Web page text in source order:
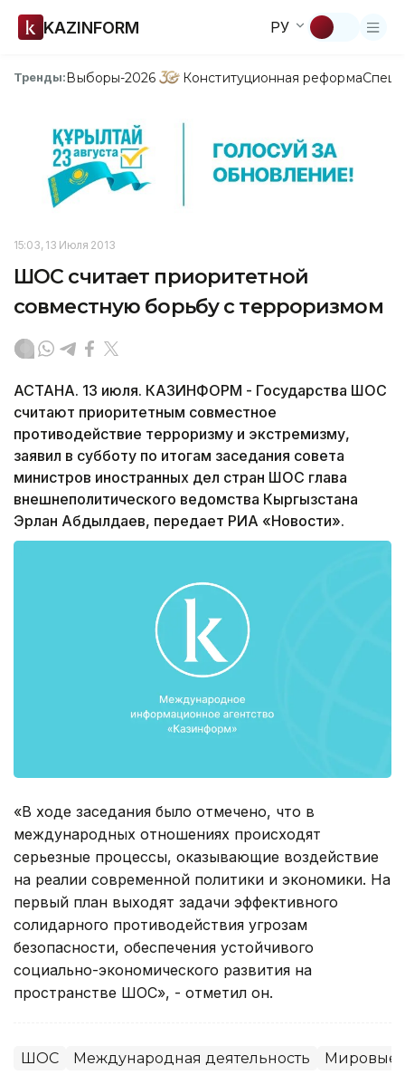
KAZINFORM РУ
Тренды:Выборы-2026 Конституционная реформа
15:03, 13 Июля 2013
ШОС считает приоритетной
совместную борьбу с терроризмом
АСТАНА. 13 июля. КАЗИНФОРМ - Государства ШОС
считают приоритетным совместное
противодействие терроризму и экстремизму,
заявил в субботу по итогам заседания совета
министров иностранных дел стран ШОС глава
внешнеполитического ведомства Кыргызстана
Эрлан Абдылдаев, передает РИА «Новости».
«В ходе заседания было отмечено, что в
международных отношениях происходят
серьезные процессы, оказывающие воздействие
на реалии современной политики и экономики. На
первый план выходят задачи эффективного
солидарного противодействия угрозам
безопасности, обеспечения устойчивого
социально-экономического развития на
пространстве ШОС», - отметил он.
ШОС Международная деятельность Мировые